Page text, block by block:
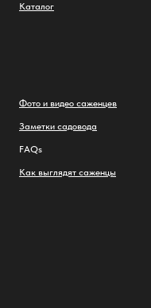
Каталог
Фото и видео саженцев
Заметки садовода
FAQs
Как выглядят саженцы